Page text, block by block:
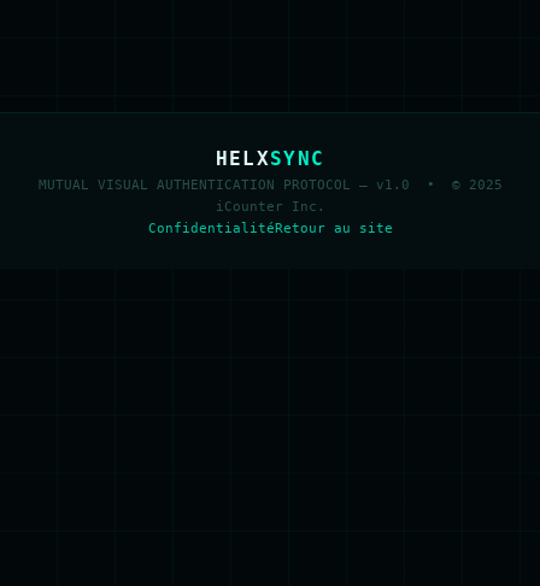
HELXSYNC
MUTUAL VISUAL AUTHENTICATION PROTOCOL — v1.0 • © 2025
iCounter Inc.
ConfidentialitéRetour au site